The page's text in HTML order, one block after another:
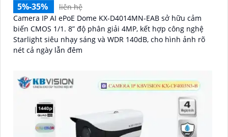
5%-35%
liên hệ
Camera IP AI ePoE Dome KX-D4014MN-EAB sở hữu cảm
biến CMOS 1/1. 8” độ phân giải 4MP, kết hợp công nghệ
Starlight siêu nhạy sáng và WDR 140dB, cho hình ảnh rõ
nét cả ngày lẫn đêm